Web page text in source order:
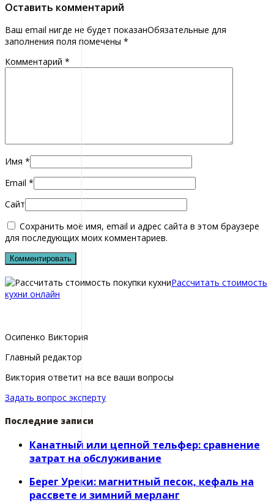
Оставить комментарий
Ваш email нигде не будет показанОбязательные для
заполнения поля помечены *
Комментарий *
Имя *
Email *
Сайт
Сохранить моё имя, email и адрес сайта в этом браузере
для последующих моих комментариев.
Рассчитать стоимость
кухни онлайн
Осипенко Виктория
Главный редактор
Виктория ответит на все ваши вопросы
Задать вопрос эксперту
Последние записи
Канатный или цепной тельфер: сравнение
затрат на обслуживание
Берег Уреки: магнитный песок, кефаль на
рассвете и зимний мерланг